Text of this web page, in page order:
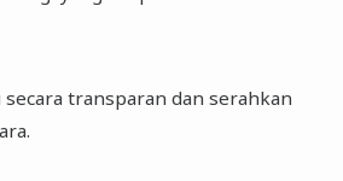
transparan dan serahkan